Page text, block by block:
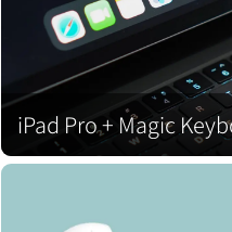
iPad Pro + Magic